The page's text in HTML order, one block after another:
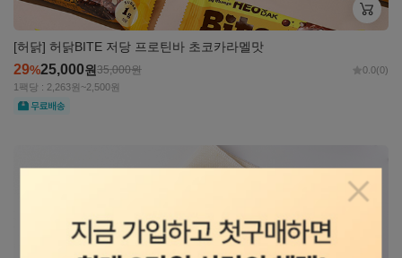
[허닭] 허닭BITE 저당 프로틴바 초코카라멜맛
29%25,000원35,000원 0.0(0)
1팩당 : 2,263원~2,500원
무료
보기
팝업닫